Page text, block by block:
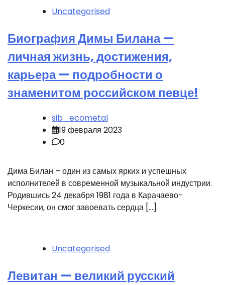
Uncategorised
Биография Димы Билана —
личная жизнь, достижения,
карьера — подробности о
знаменитом российском певце!
sib_ecometal
19 февраля 2023
0
Дима Билан – один из самых ярких и успешных
исполнителей в современной музыкальной индустрии.
Родившись 24 декабря 1981 года в Карачаево-
Черкесии, он смог завоевать сердца […]
Uncategorised
Левитан — великий русский